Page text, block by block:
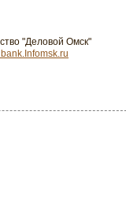
"Деловой Омск"